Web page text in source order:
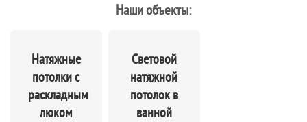
Наши объекты:
Натяжные
потолки с
раскладным
люком
Световой
натяжной
потолок в
ванной